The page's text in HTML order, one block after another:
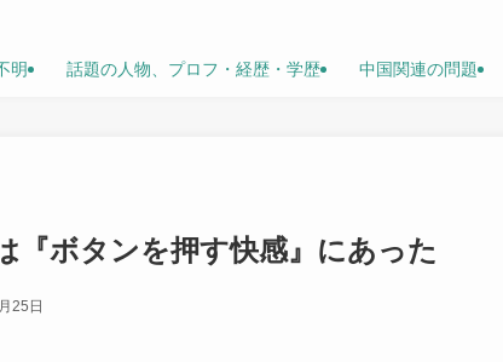
明 話題の人物、プロフ・経歴・学歴 中国関連の問題
『ボタンを押す快感』にあった
25日